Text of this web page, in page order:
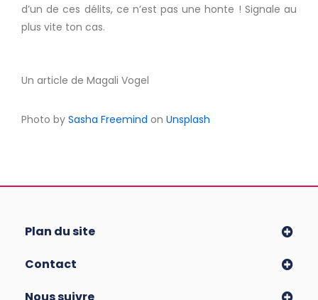
d’un de ces délits, ce n’est pas une honte ! Signale au
plus vite ton cas.
Un article de Magali Vogel
Photo by Sasha Freemind on Unsplash
Plan du site
Contact